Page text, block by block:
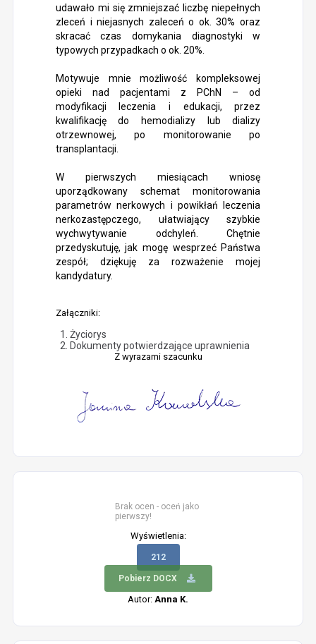
udawało mi się zmniejszać liczbę niepełnych
zleceń i niejasnych zaleceń o ok. 30% oraz
skracać czas domykania diagnostyki w
typowych przypadkach o ok. 20%.
Motywuje mnie możliwość kompleksowej
opieki nad pacjentami z PChN – od
modyfikacji leczenia i edukacji, przez
kwalifikację do hemodializy lub dializy
otrzewnowej, po monitorowanie po
transplantacji.
W pierwszych miesiącach wniosę
uporządkowany schemat monitorowania
parametrów nerkowych i powikłań leczenia
nerkozastępczego, ułatwiający szybkie
wychwytywanie odchyleń. Chętnie
przedyskutuję, jak mogę wesprzeć Państwa
zespół; dziękuję za rozważenie mojej
kandydatury.
Załączniki:
Życiorys
Dokumenty potwierdzające uprawnienia
Z wyrazami szacunku
Brak ocen - oceń jako
pierwszy!
Wyświetlenia:
212
Pobierz DOCX
Autor: Anna K.